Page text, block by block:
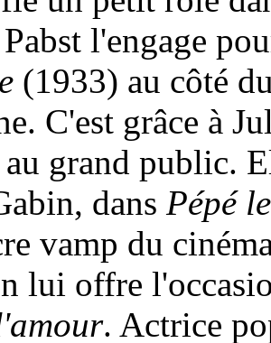
l'engage
(1933) au côté
C'est grâce à
au grand public.
dans Pépé
vamp du
lui offre
. Actrice